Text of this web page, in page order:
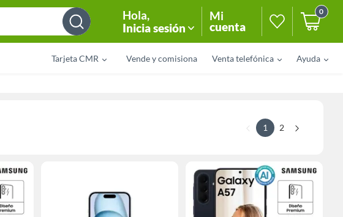
Hola,
Inicia sesión
Mi
cuenta
0
Tarjeta CMR Vende y comisiona Venta telefónica Ayuda
1 2